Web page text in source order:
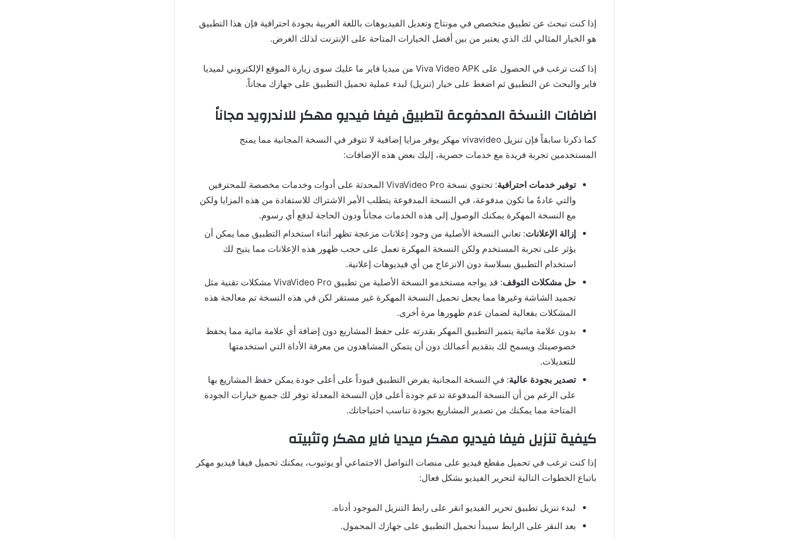
إذا كنت تبحث عن تطبيق متخصص في مونتاج وتعديل الفيديوهات باللغة العربية بجودة احترافية فإن هذا التطبيق
هو الخيار المثالي لك الذي يعتبر من بين أفضل الخيارات المتاحة على الإنترنت لذلك الغرض.
إذا كنت ترغب في الحصول على Viva Video APK من ميديا فاير ما عليك سوى زيارة الموقع الإلكتروني لميديا
فاير والبحث عن التطبيق ثم اضغط على خيار (تنزيل) لبدء عملية تحميل التطبيق على جهازك مجاناً.
اضافات النسخة المدفوعة لتطبيق فيفا فيديو مهكر للاندرويد مجاناً
كما ذكرنا سابقاً فإن تنزيل vivavideo مهكر يوفر مزايا إضافية لا تتوفر في النسخة المجانية مما يمنح
المستخدمين تجربة فريدة مع خدمات حصرية، إليك بعض هذه الإضافات:
توفير خدمات احترافية
: تحتوي نسخة VivaVideo Pro المحدثة على أدوات وخدمات مخصصة للمحترفين
والتي عادةً ما تكون مدفوعة، في النسخة المدفوعة يتطلب الأمر الاشتراك للاستفادة من هذه المزايا ولكن
مع النسخة المهكرة يمكنك الوصول إلى هذه الخدمات مجاناً ودون الحاجة لدفع أي رسوم.
إزالة الإعلانات: تعاني النسخة الأصلية من وجود إعلانات مزعجة تظهر أثناء استخدام التطبيق مما يمكن أن
يؤثر على تجربة المستخدم ولكن النسخة المهكرة تعمل على حجب ظهور هذه الإعلانات مما يتيح لك
استخدام التطبيق بسلاسة دون الانزعاج من أي فيديوهات إعلانية.
حل مشكلات التوقف
: قد يواجه مستخدمو النسخة الأصلية من تطبيق VivaVideo Pro مشكلات تقنية مثل
تجميد الشاشة وغيرها مما يجعل تحميل النسخة المهكرة غير مستقر لكن في هذه النسخة تم معالجة هذه
المشكلات بفعالية لضمان عدم ظهورها مرة أخرى.
بدون علامة مائية يتميز التطبيق المهكر بقدرته على حفظ المشاريع دون إضافة أي علامة مائية مما يحفظ
خصوصيتك ويسمح لك بتقديم أعمالك دون أن يتمكن المشاهدون من معرفة الأداة التي استخدمتها
للتعديلات.
تصدير بجودة عالية: في النسخة المجانية يفرض التطبيق قيوداً على أعلى جودة يمكن حفظ المشاريع بها
على الرغم من أن النسخة المدفوعة تدعم جودة أعلى فإن النسخة المعدلة توفر لك جميع خيارات الجودة
المتاحة مما يمكنك من تصدير المشاريع بجودة تناسب احتياجاتك.
كيفية تنزيل فيفا فيديو مهكر ميديا فاير مهكر وتثبيته
إذا كنت ترغب في تحميل مقطع فيديو على منصات التواصل الاجتماعي أو يوتيوب، يمكنك تحميل فيفا فيديو مهكر
باتباع الخطوات التالية لتحرير الفيديو بشكل فعال:
لبدء تنزيل تطبيق تحرير الفيديو انقر على رابط التنزيل الموجود أدناه.
بعد النقر على الرابط سيبدأ تحميل التطبيق على جهازك المحمول.